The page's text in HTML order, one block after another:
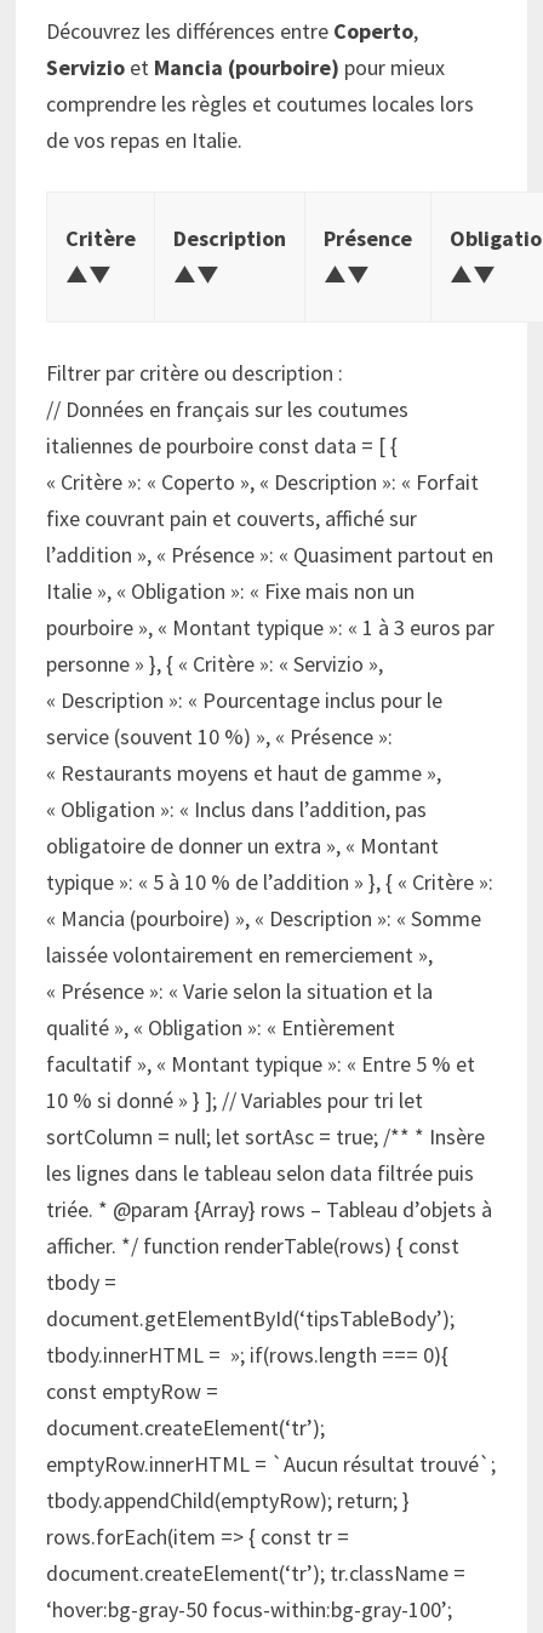
Découvrez les différences entre Coperto,
Servizio et Mancia (pourboire) pour mieux
comprendre les règles et coutumes locales lors
de vos repas en Italie.
Critère
▲▼
Description
▲▼
Présence
▲▼
▲▼
Filtrer par critère ou description :
// Données en français sur les coutumes
italiennes de pourboire const data = [ {
« Critère »: « Coperto », « Description »: « Forfait
fixe couvrant pain et couverts, affiché sur
l’addition », « Présence »: « Quasiment partout en
Italie », « Obligation »: « Fixe mais non un
pourboire », « Montant typique »: « 1 à 3 euros par
personne » }, { « Critère »: « Servizio »,
« Description »: « Pourcentage inclus pour le
service (souvent 10 %) », « Présence »:
« Restaurants moyens et haut de gamme »,
« Obligation »: « Inclus dans l’addition, pas
obligatoire de donner un extra », « Montant
typique »: « 5 à 10 % de l’addition » }, { « Critère »:
« Mancia (pourboire) », « Description »: « Somme
laissée volontairement en remerciement »,
« Présence »: « Varie selon la situation et la
qualité », « Obligation »: « Entièrement
facultatif », « Montant typique »: « Entre 5 % et
10 % si donné » } ]; // Variables pour tri let
sortColumn = null; let sortAsc = true; /** * Insère
les lignes dans le tableau selon data filtrée puis
triée. * @param {Array} rows – Tableau d’objets à
afficher. */ function renderTable(rows) { const
tbody =
document.getElementById(‘tipsTableBody’);
tbody.innerHTML = »; if(rows.length === 0){
const emptyRow =
document.createElement(‘tr’);
emptyRow.innerHTML = `Aucun résultat trouvé`;
tbody.appendChild(emptyRow); return; }
rows.forEach(item => { const tr =
document.createElement(‘tr’); tr.className =
‘hover:bg-gray-50 focus-within:bg-gray-100’;